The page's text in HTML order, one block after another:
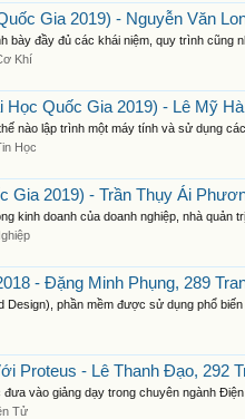
Gia 2019) - Nguyễn Văn
đầy đủ các khái niệm, quy trình cũng
Khí
Quốc Gia 2019) - Lê Mỹ
nào lập trình một máy tính và sử dụng
Học
Gia 2019) - Trần Thụy Ái
kinh doanh của doanh nghiệp, nhà quản
- Đặng Minh Phụng, 289
phần mềm được sử dụng phổ
Proteus - Lê Thanh Đạo, 292
vào giảng dạy trong chuyên ngành
Tử